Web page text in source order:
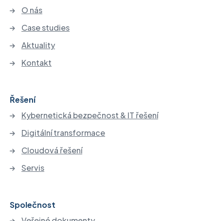
O nás
Case studies
Aktuality
Kontakt
Řešení
Kybernetická bezpečnost & IT řešení
Digitální transformace
Cloudová řešení
Servis
Společnost